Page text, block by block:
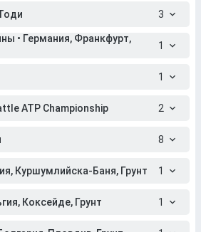
3
• Германия, Франкфурт,
1
1
ATP Championship 2
8
Куршумлийска-Баня, Грунт 1
Коксейде, Грунт 1